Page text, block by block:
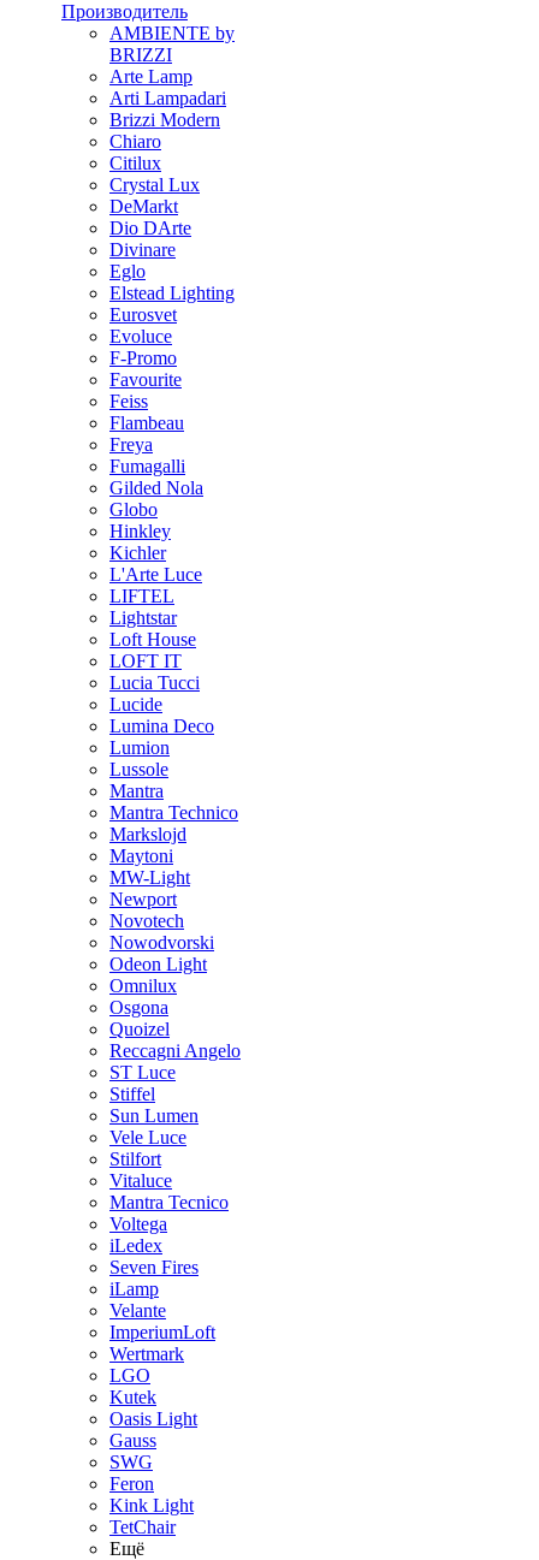
Производитель
AMBIENTE by
BRIZZI
Arte Lamp
Arti Lampadari
Brizzi Modern
Chiaro
Citilux
Crystal Lux
DeMarkt
Dio DArte
Divinare
Eglo
Elstead Lighting
Eurosvet
Evoluce
F-Promo
Favourite
Feiss
Flambeau
Freya
Fumagalli
Gilded Nola
Globo
Hinkley
Kichler
L'Arte Luce
LIFTEL
Lightstar
Loft House
LOFT IT
Lucia Tucci
Lucide
Lumina Deco
Lumion
Lussole
Mantra
Mantra Technico
Markslojd
Maytoni
MW-Light
Newport
Novotech
Nowodvorski
Odeon Light
Omnilux
Osgona
Quoizel
Reccagni Angelo
ST Luce
Stiffel
Sun Lumen
Vele Luce
Stilfort
Vitaluce
Mantra Tecnico
Voltega
iLedex
Seven Fires
iLamp
Velante
ImperiumLoft
Wertmark
LGO
Kutek
Oasis Light
Gauss
SWG
Feron
Kink Light
TetСhair
Ещё